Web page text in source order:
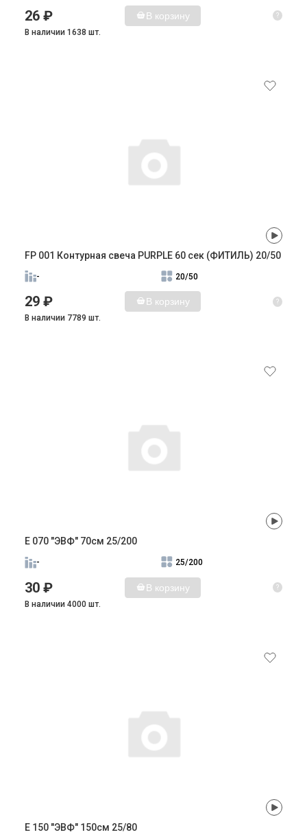
26 ₽ В корзину ?
В наличии 1638 шт.
FP 001 Контурная свеча PURPLE 60 сек (ФИТИЛЬ) 20/50
- 20/50
29 ₽ В корзину ?
В наличии 7789 шт.
E 070 "ЭВФ" 70см 25/200
- 25/200
30 ₽ В корзину ?
В наличии 4000 шт.
E 150 "ЭВФ" 150см 25/80